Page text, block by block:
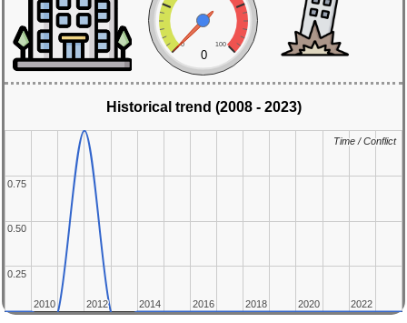
0 100
0
Historical trend (2008 - 2023)
2010
2010 2012
2012 2014
2014 2016
2016 2018
2018 2020
2020 2022
2022
0.25
0.25
0.50
0.50
0.75
0.75
Time / Conflict
Time / Conflict